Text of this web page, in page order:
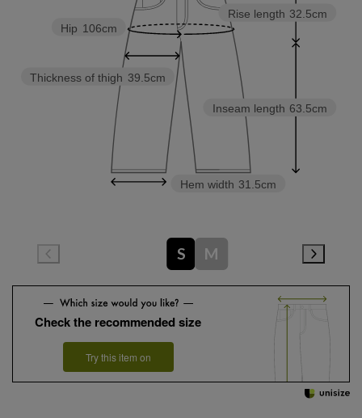
Inseam length 63.5cm
Rise length 32.5cm
Hem width 31.5cm
Thickness of thigh 39.5cm
Hip 106cm
S M
Check the recommended size
Try this item on